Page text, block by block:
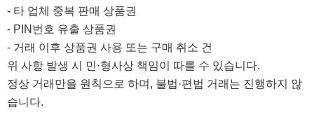
- 타 업체 중복 판매 상품권
- PIN번호 유출 상품권
- 거래 이후 상품권 사용 또는 구매 취소 건
위 사항 발생 시 민·형사상 책임이 따를 수 있습니다.
정상 거래만을 원칙으로 하며, 불법·편법 거래는 진행하지 않
습니다.